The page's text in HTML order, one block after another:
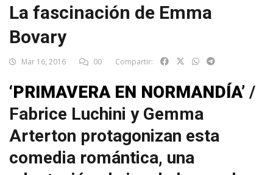
La fascinación de Emma
Bovary
Mar 16, 2016 00 Compartir:
‘PRIMAVERA EN NORMANDÍA’ /
Fabrice Luchini y Gemma
Arterton protagonizan esta
comedia romántica, una